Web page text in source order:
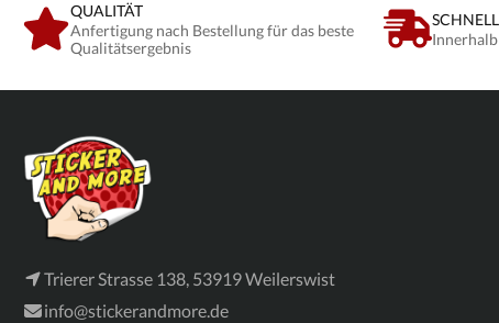
QUALITÄT
Anfertigung nach Bestellung für das beste
Qualitätsergebnis
Innerhalb
Trierer Strasse 138, 53919 Weilerswist
info@stickerandmore.de